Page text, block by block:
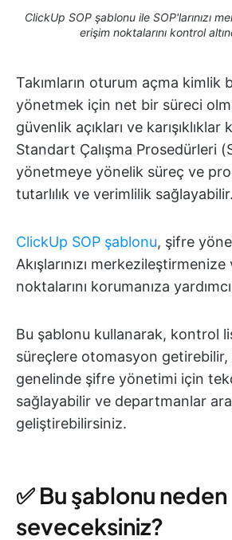
ClickUp SOP şablonu ile SOP'larınızı
erişim noktalarını kontrol
Takımların oturum açma kimlik
yönetmek için net bir süreci
güvenlik açıkları ve karışıklıklar
Standart Çalışma Prosedürleri
yönetmeye yönelik süreç ve
tutarlılık ve verimlilik sağlayabilir.
ClickUp SOP şablonu, şifre
Akışlarınızı
noktalarını korumanıza
Bu şablonu kullanarak, kontrol
süreçlere otomasyon getirebilir,
genelinde şifre yönetimi için
sağlayabilir ve departmanlar
geliştirebilirsiniz.
✅ Bu şablonu neden
seveceksiniz?